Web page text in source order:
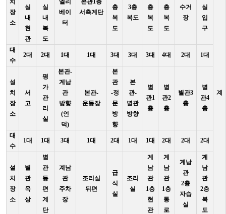
치
장
소
실
내
현
관
실
내
복
도
엘리
베이
터
본관1층
서측계단
층
복
도
3층
복도
층
복
도
층
복
도
수거
장
실
입
구
계
대
수
2대 2대 1대 1대 3대 3대 3대 4대 2대 1대
설
치
장
소
서
고
평
가
관
리
실
본관-
계남
관
방향
(언
덕)
본관-
운동장
본
관
-정
문
방
향
본
관-
별관
방향
별
관1
층
별
관2
층
별관3
층
별
관4
층
대
수
1대 1대 3대 1대 2대 1대 1대 2대 2대 2대
설
치
장
소
별
관
옥
상
별
관
동
편
계
단
계남
관
주차
장
조리실
뒤편
급
식
실
조리
실
계
남
관
1층
현
관
계
남
관
1층
통
로
계남
관
2층
자습
실
계
남
관
2층
복
도